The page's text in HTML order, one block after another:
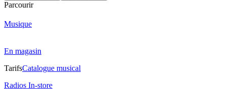
Parcourir
Musique
En magasin
TarifsCatalogue musical
Radios In-store